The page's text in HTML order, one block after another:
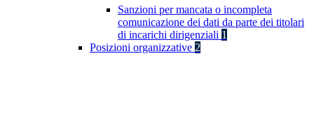
Sanzioni per mancata o incompleta
comunicazione dei dati da parte dei titolari
di incarichi dirigenziali 1
Posizioni organizzative 2